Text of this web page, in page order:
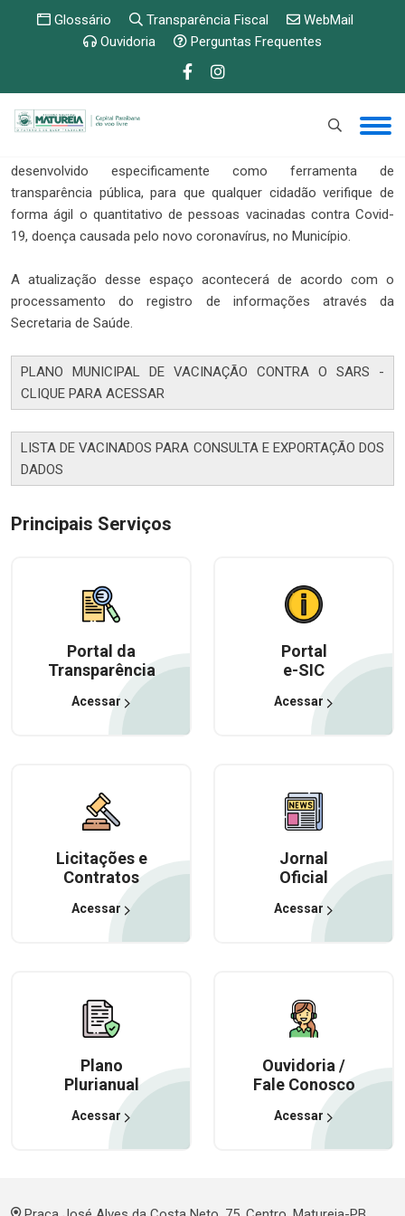
Glossário Transparência Fiscal
WebMail
Ouvidoria
Perguntas Frequentes
desenvolvido especificamente como ferramenta de
transparência pública, para que qualquer cidadão verifique de
forma ágil o quantitativo de pessoas vacinadas contra Covid-
19, doença causada pelo novo coronavírus, no Município.
A atualização desse espaço acontecerá de acordo com o
processamento do registro de informações através da
Secretaria de Saúde.
PLANO MUNICIPAL DE VACINAÇÃO CONTRA O SARS -
CLIQUE PARA ACESSAR
LISTA DE VACINADOS PARA CONSULTA E EXPORTAÇÃO DOS
DADOS
Principais Serviços
Portal da
Transparência
Acessar
Portal
e-SIC
Acessar
Licitações e
Contratos
Acessar
Jornal
Oficial
Acessar
Plano
Plurianual
Acessar
Ouvidoria /
Fale Conosco
Acessar